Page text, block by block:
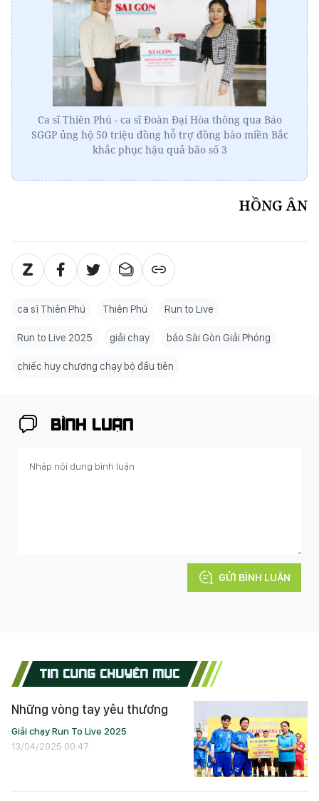
Ca sĩ Thiên Phú - ca sĩ Đoàn Đại Hòa thông qua Báo
SGGP ủng hộ 50 triệu đồng hỗ trợ đồng bào miền Bắc
khắc phục hậu quả bão số 3
HỒNG ÂN
ca sĩ Thiên Phú Thiên Phú Run to Live
Run to Live 2025 giải chạy báo Sài Gòn Giải Phóng
chiếc huy chương chạy bộ đầu tiên
BÌNH LUẬN
GỬI BÌNH LUẬN
TIN CÙNG CHUYÊN MỤC
Những vòng tay yêu thương
Giải chạy Run To Live 2025
13/04/2025 00:47